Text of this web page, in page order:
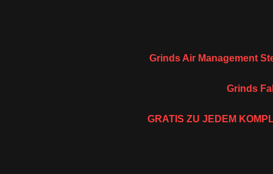
Grinds Air Management
Grinds
GRATIS ZU JEDEM